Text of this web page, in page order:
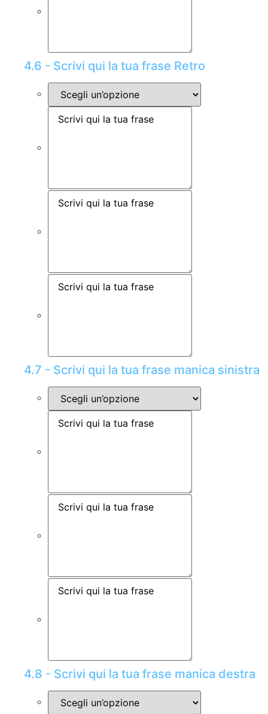
4.6 - Scrivi qui la tua frase Retro
4.7 - Scrivi qui la tua frase manica sinistra
4.8 - Scrivi qui la tua frase manica destra